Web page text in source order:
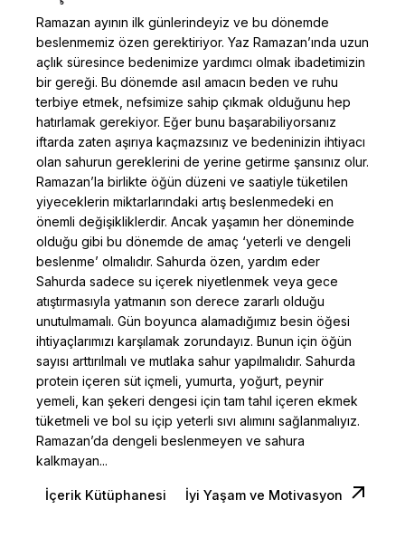
Ramazan ayının ilk günlerindeyiz ve bu dönemde
beslenmemiz özen gerektiriyor. Yaz Ramazan’ında uzun
açlık süresince bedenimize yardımcı olmak ibadetimizin
bir gereği. Bu dönemde asıl amacın beden ve ruhu
terbiye etmek, nefsimize sahip çıkmak olduğunu hep
hatırlamak gerekiyor. Eğer bunu başarabiliyorsanız
iftarda zaten aşırıya kaçmazsınız ve bedeninizin ihtiyacı
olan sahurun gereklerini de yerine getirme şansınız olur.
Ramazan’la birlikte öğün düzeni ve saatiyle tüketilen
yiyeceklerin miktarlarındaki artış beslenmedeki en
önemli değişikliklerdir. Ancak yaşamın her döneminde
olduğu gibi bu dönemde de amaç ‘yeterli ve dengeli
beslenme’ olmalıdır. Sahurda özen, yardım eder
Sahurda sadece su içerek niyetlenmek veya gece
atıştırmasıyla yatmanın son derece zararlı olduğu
unutulmamalı. Gün boyunca alamadığımız besin öğesi
ihtiyaçlarımızı karşılamak zorundayız. Bunun için öğün
sayısı arttırılmalı ve mutlaka sahur yapılmalıdır. Sahurda
protein içeren süt içmeli, yumurta, yoğurt, peynir
yemeli, kan şekeri dengesi için tam tahıl içeren ekmek
tüketmeli ve bol su içip yeterli sıvı alımını sağlanmalıyız.
Ramazan’da dengeli beslenmeyen ve sahura
kalkmayan...
İçerik Kütüphanesi İyi Yaşam ve Motivasyon